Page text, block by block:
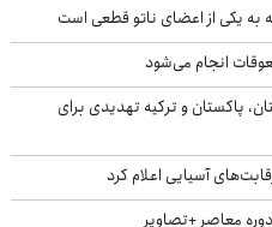
به یکی از اعضای ناتو قطعی است
انجام می‌شود
پاکستان و ترکیه تهدیدی برای
آسیایی اعلام کرد